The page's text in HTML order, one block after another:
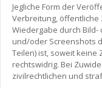
Jegliche Form der
Verbreitung, öffentliche
Wiedergabe durch
und/oder Screenshots
Teilen) ist, soweit keine
rechtswidrig. Bei
zivilrechtlichen und